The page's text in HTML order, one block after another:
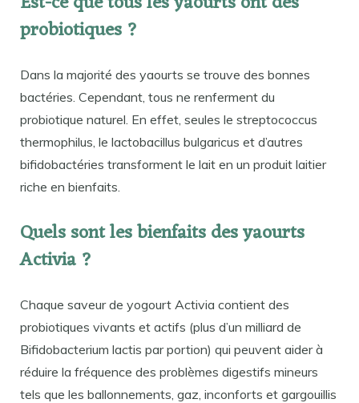
probiotiques ?
Dans la majorité des yaourts se trouve des bonnes
bactéries. Cependant, tous ne renferment du
probiotique naturel. En effet, seules le streptococcus
thermophilus, le lactobacillus bulgaricus et d’autres
bifidobactéries transforment le lait en un produit laitier
riche en bienfaits.
Quels sont les bienfaits des yaourts
Activia ?
Chaque saveur de yogourt Activia contient des
probiotiques vivants et actifs (plus d’un milliard de
Bifidobacterium lactis par portion) qui peuvent aider à
réduire la fréquence des problèmes digestifs mineurs
tels que les ballonnements, gaz, inconforts et gargouillis